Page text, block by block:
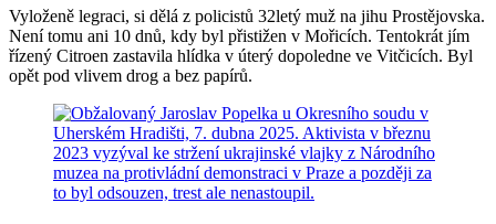
Vyloženě legraci, si dělá z policistů 32letý muž na jihu Prostějovska.
Není tomu ani 10 dnů, kdy byl přistižen v Mořicích. Tentokrát jím
řízený Citroen zastavila hlídka v úterý dopoledne ve Vitčicích. Byl
opět pod vlivem drog a bez papírů.